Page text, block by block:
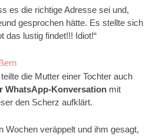
es die richtige Adresse sei und,
gesprochen hätte. Es stellte sich
das lustig findet!!! Idiot!“
die Mutter einer Tochter auch
WhatsApp-Konversation mit
den Scherz aufklärt.
Wochen veräppelt und ihm gesagt,